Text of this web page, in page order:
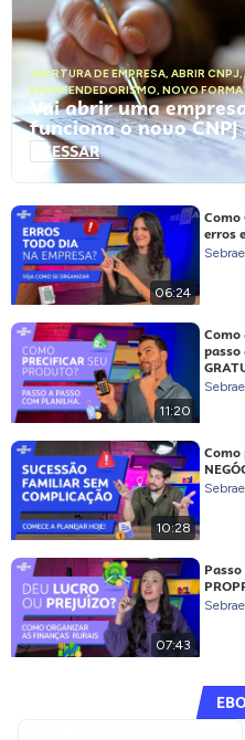
ABERTURA DE EMPRESA, ABRIR CNPJ,
EMPREENDEDORISMO, NOVO
Vai abrir uma
funciona o novo
ACESSAR
06:24
Como
erros
11:20
Como
10:28
Como
07:43